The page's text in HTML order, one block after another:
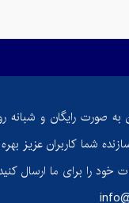
معرفی کتاب
جنگل‌های سرسبز
صورت رایگان و
شما کاربران عزیز
خود را برای ما ارسال